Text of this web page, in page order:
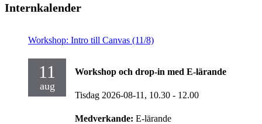
Internkalender
Workshop: Intro till Canvas (11/8)
11
aug
Workshop och drop-in med E-lärande
Tisdag 2026-08-11, 10.30 - 12.00
Medverkande: E-lärande